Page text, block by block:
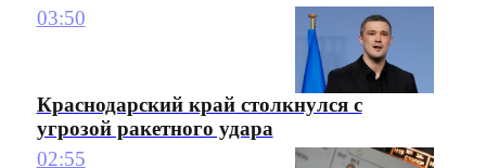
03:50
Краснодарский край столкнулся с
угрозой ракетного удара
02:55